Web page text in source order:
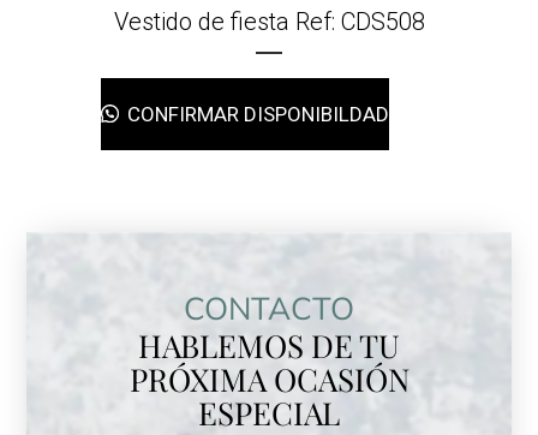
Vestido de fiesta Ref: CDS508
CONFIRMAR DISPONIBILDAD
CONTACTO
HABLEMOS DE TU
PRÓXIMA OCASIÓN
ESPECIAL